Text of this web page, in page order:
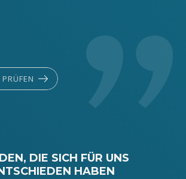
DIE SICH FÜR UNS
HABEN